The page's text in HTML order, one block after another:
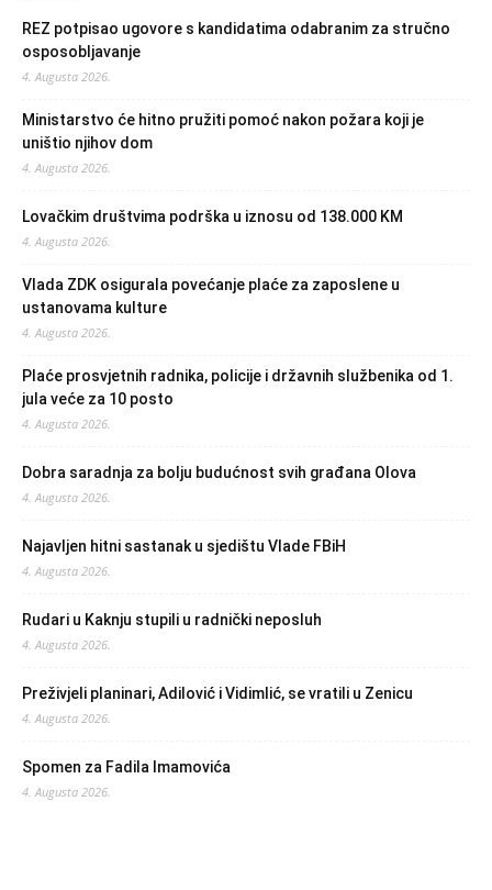
REZ potpisao ugovore s kandidatima odabranim za stručno
osposobljavanje
4. Augusta 2026.
Ministarstvo će hitno pružiti pomoć nakon požara koji je
uništio njihov dom
4. Augusta 2026.
Lovačkim društvima podrška u iznosu od 138.000 KM
4. Augusta 2026.
Vlada ZDK osigurala povećanje plaće za zaposlene u
ustanovama kulture
4. Augusta 2026.
Plaće prosvjetnih radnika, policije i državnih službenika od 1.
jula veće za 10 posto
4. Augusta 2026.
Dobra saradnja za bolju budućnost svih građana Olova
4. Augusta 2026.
Najavljen hitni sastanak u sjedištu Vlade FBiH
4. Augusta 2026.
Rudari u Kaknju stupili u radnički neposluh
4. Augusta 2026.
Preživjeli planinari, Adilović i Vidimlić, se vratili u Zenicu
4. Augusta 2026.
Spomen za Fadila Imamovića
4. Augusta 2026.